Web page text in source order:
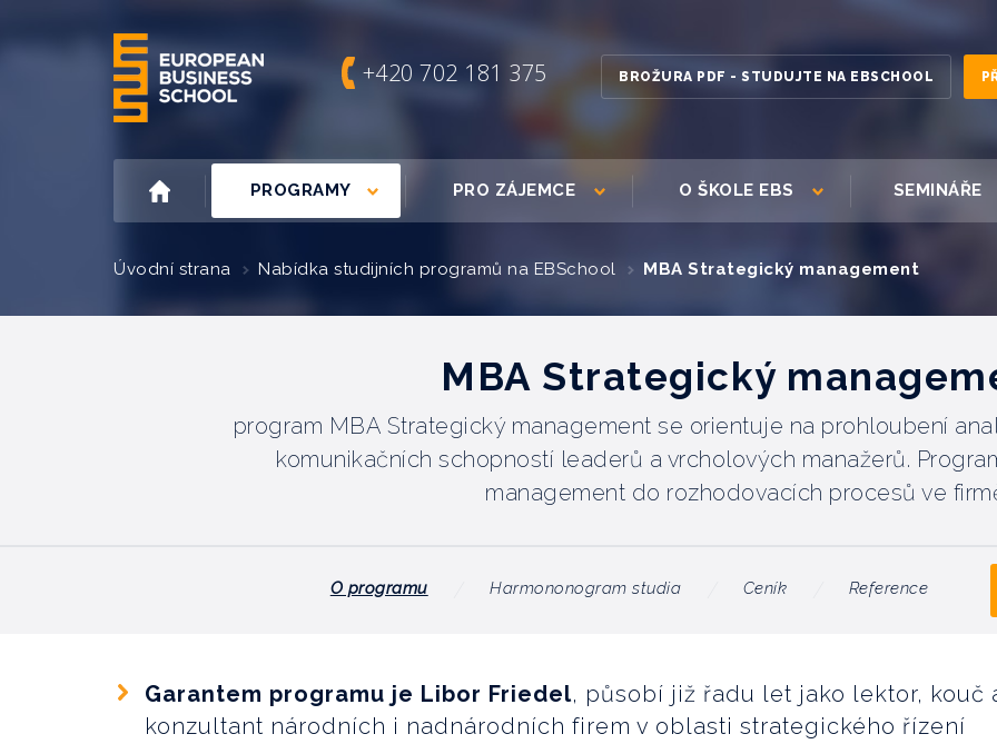
+420 702 181 375 BROŽURA PDF - STUDUJTE NA EBSCHOOL
PROGRAMY PRO ZÁJEMCE O ŠKOLE EBS SEMINÁŘE
Úvodní strana Nabídka studijních programů na EBSchool MBA Strategický management
MBA Strategický
program MBA Strategický management se orientuje na prohloubení
komunikačních schopností leaderů a vrcholových manažerů.
management do rozhodovacích procesů ve
O programu Harmononogram studia Ceník Reference
Garantem programu je Libor Friedel, působí již řadu let jako lektor, kouč
konzultant národních i nadnárodních firem v oblasti strategického řízení